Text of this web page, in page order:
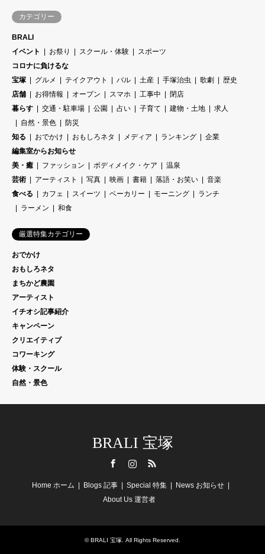
カテゴリー
BRALI
イベント
お祭り スクール・体験
スポーツ
コロナに負けるな
宝塚
グルメ テイクアウト バル 土産 手塚治虫 歌劇
歴史
店舗
お得情報 オープン スマホ 工事中
閉店
暮らす
交通・駐車場 公園 占い 子育て 建物・土地
求人
自然・景色
防災
知る
おでかけ おもしろネタ メディア ランキング
企業
編集室からお知らせ
美・癒
ファッション ボディメイク・ケア
温泉
芸術
アーティスト 写真 映画 書籍 落語・お笑い
音楽
食べる
カフェ スイーツ ベーカリー モーニング
ランチ
ラーメン
和食
厳選特集カテゴリー
おでかけ
おもしろネタ
まちかど農園
アーティスト
イチオシ記事紹介
キャンペーン
クリエイティブ
コワーキング
体験・スクール
自然・景色
BRALI 宝塚
Home ホーム Blogs 記事 Special 特集
News お知らせ
About Us 運営者
©BRALI 宝塚 . All Rights Reserved.